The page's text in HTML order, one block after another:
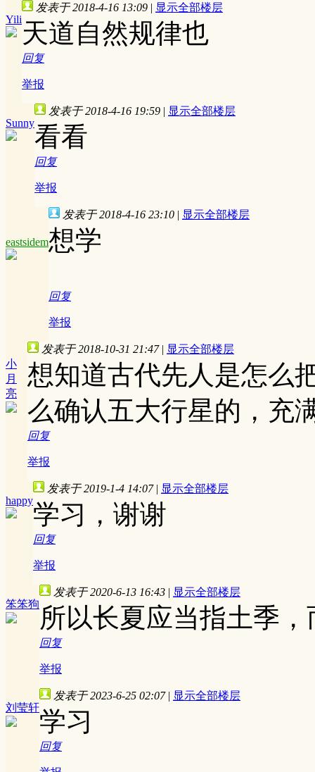
Yili
发表于 2018-4-16 13:09 | 显示全部楼层
天道自然规律也
回复
举报
Sunny
发表于 2018-4-16 19:59 | 显示全部楼层
看看
回复
举报
eastsidem
发表于 2018-4-16 23:10 | 显示全部楼层
想学
回复
举报
小
月
亮
发表于 2018-10-31 21:47 | 显示全部楼层
想知道古代先人是怎么
么确认五大行星的，充
回复
举报
happy
发表于 2019-1-4 14:07 | 显示全部楼层
学习，谢谢
回复
举报
笨笨狗
发表于 2020-6-13 16:43 | 显示全部楼层
所以长夏应当指土季
回复
举报
刘莹轩
发表于 2023-6-25 02:07 | 显示全部楼层
学习
回复